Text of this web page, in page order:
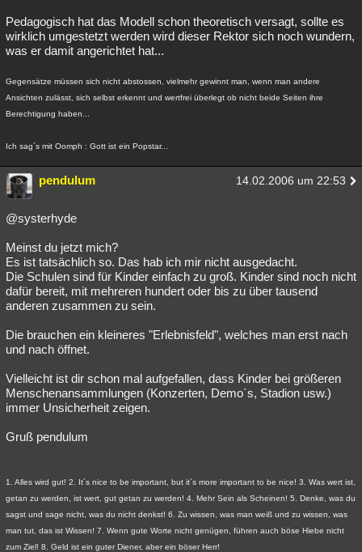
Pedagogisch hat das Modell schon theoretisch versagt, sollte es
wirklich umgestetzt werden wird dieser Rektor sich noch wundern,
was er damit angerichtet hat...
Gegensätze müssen sich nicht abstossen, vielmehr gewinnt man, wenn man andere
Ansichten zulässt, sich selbst erkennt und wertfrei überlegt ob nicht beide Seiten ihre
Berechtigung haben...
Ich sag´s mit Oomph : Gott ist ein Popstar...
pendulum 14.02.2006 um 22:53
@systerhyde
Meinst du jetzt mich?
Es ist tatsächlich so. Das hab ich mir nicht ausgedacht.
Die Schulen sind für Kinder einfach zu groß. Kinder sind noch nicht
dafür bereit, mit mehreren hundert oder bis zu über tausend
anderen zusammen zu sein.
Die brauchen ein kleineres "Erlebnisfeld", welches man erst nach
und nach öffnet.
Vielleicht ist dir schon mal aufgefallen, dass Kinder bei größeren
Menschenansammlungen (Konzerten, Demo´s, Stadion usw.)
immer Unsicherheit zeigen.
Gruß pendulum
1. Alles wird gut! 2. It´s nice to be important, but it´s more important to be nice! 3. Was wert ist,
getan zu werden, ist wert, gut getan zu werden! 4. Mehr Sein als Scheinen! 5. Denke, was du
sagst und sage nicht, was du nicht denkst! 6. Zu wissen, was man weiß und zu wissen, was
man tut, das ist Wissen! 7. Wenn gute Worte nicht genügen, führen auch böse Hiebe nicht
zum Ziel! 8. Geld ist ein guter Diener, aber ein böser Herr!